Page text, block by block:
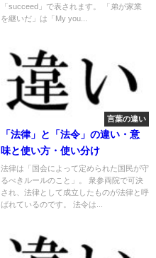
「succeed」で表されます。 「弟が家業
を継いだ」は「My you...
言葉の違い
「法律」と「法令」の違い・意
味と使い方・使い分け
法律は「国会によって定められた国民が守
るべきルールのこと」。 衆参両院で可決
され、法律として成立したものが法律と呼
ばれているのです。 法令は...